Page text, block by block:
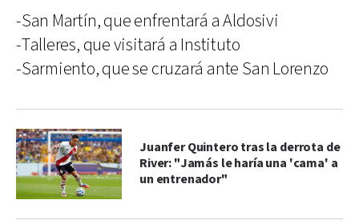
-San Martín, que enfrentará a Aldosivi
-Talleres, que visitará a Instituto
-Sarmiento, que se cruzará ante San Lorenzo
Juanfer Quintero tras la derrota de
River: "Jamás le haría una 'cama' a
un entrenador"